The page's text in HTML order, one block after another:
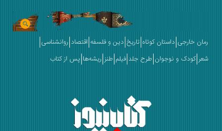
خارجی داستان کوتاه تاریخ دین و فلسفه اقتصاد روانشناسی
کودک و نوجوان طرح جلد فیلم طنز ریشه‌ها پس از کتاب